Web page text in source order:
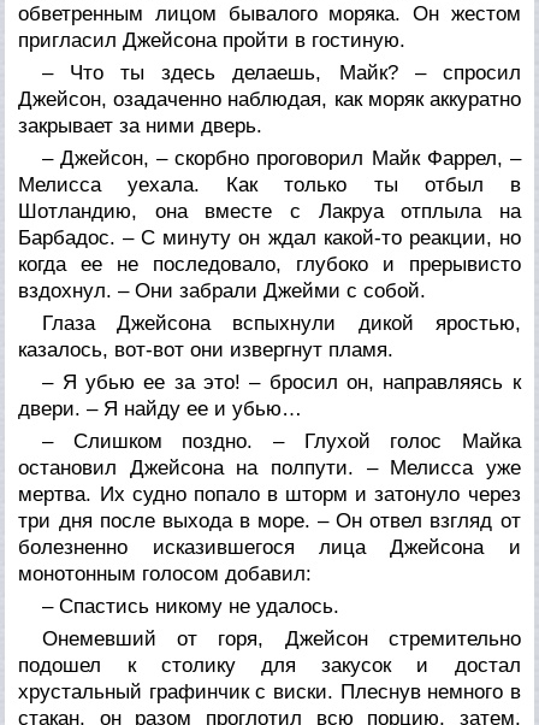
обветренным лицом бывалого моряка. Он жестом
пригласил Джейсона пройти в гостиную.
– Что ты здесь делаешь, Майк? – спросил
Джейсон, озадаченно наблюдая, как моряк аккуратно
закрывает за ними дверь.
– Джейсон, – скорбно проговорил Майк Фаррел, –
Мелисса уехала. Как только ты отбыл в
Шотландию, она вместе с Лакруа отплыла на
Барбадос. – С минуту он ждал какой-то реакции, но
когда ее не последовало, глубоко и прерывисто
вздохнул. – Они забрали Джейми с собой.
Глаза Джейсона вспыхнули дикой яростью,
казалось, вот-вот они извергнут пламя.
– Я убью ее за это! – бросил он, направляясь к
двери. – Я найду ее и убью…
– Слишком поздно. – Глухой голос Майка
остановил Джейсона на полпути. – Мелисса уже
мертва. Их судно попало в шторм и затонуло через
три дня после выхода в море. – Он отвел взгляд от
болезненно исказившегося лица Джейсона и
монотонным голосом добавил:
– Спастись никому не удалось.
Онемевший от горя, Джейсон стремительно
подошел к столику для закусок и достал
хрустальный графинчик с виски. Плеснув немного в
стакан, он разом проглотил всю порцию, затем,